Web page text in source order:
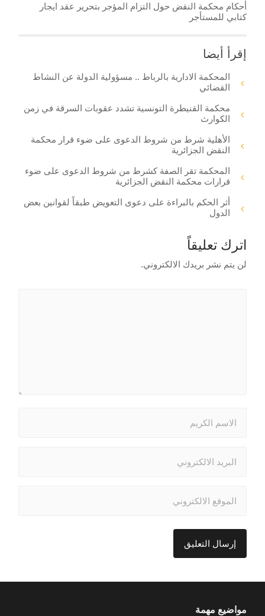
أحكام محكمة النقض حول التزام المؤجر بتحرير عقد ايجار
كتابي للمستأجر
إقرأ أيضا
المحكمة الادارية بالرباط .. مسؤولية الدولة عن النشاط
القضائي
محكمة القنيطرة التونسية تشدد عقوبات السرقة في زمن
الكوارث
الأهلية شرط من شروط الدعوى على ضوء قرار محكمة
النقض الجزائرية
المحكمة تقر الصفة كشرط من شروط الدعوى على ضوء
قرارات محكمة النقض الجزائرية
أثر الحكم بالبراءة على دعوى التعويض طبقاً لقوانين بعض
الدول
اترك تعليقاً
لن يتم نشر بريدك الالكتروني.
مواضيع مهمة